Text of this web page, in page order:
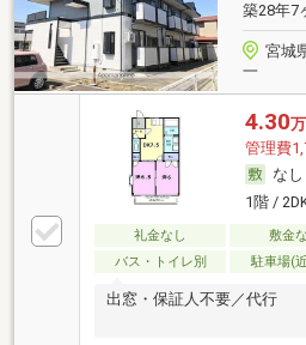
築28年7
宮城
一
4.30
管理費
なし
1階 /
礼金なし 敷金
バス・トイレ別
駐車場(
出窓・保証人不要／代行